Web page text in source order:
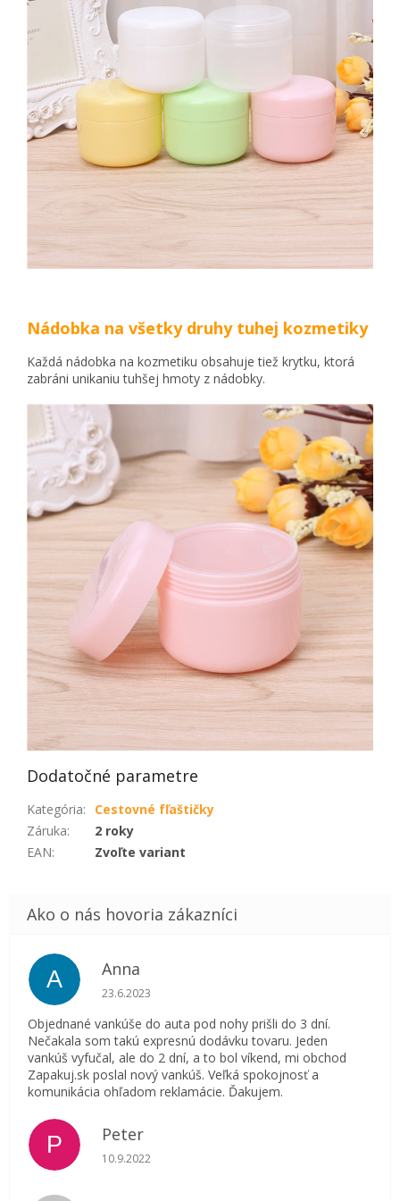
Nádobka na všetky druhy tuhej kozmetiky
Každá nádobka na kozmetiku obsahuje tiež krytku, ktorá
zabráni unikaniu tuhšej hmoty z nádobky.
Dodatočné parametre
Kategória:
Cestovné fľaštičky
Záruka:
2 roky
EAN: Zvoľte variant
A Anna
Hodnotenie obchodu je 5 z 5 hviezdičiek.
23.6.2023
Objednané vankúše do auta pod nohy prišli do 3 dní.
Nečakala som takú expresnú dodávku tovaru. Jeden
vankúš vyfučal, ale do 2 dní, a to bol víkend, mi obchod
Zapakuj.sk poslal nový vankúš. Veľká spokojnosť a
komunikácia ohľadom reklamácie. Ďakujem.
P Peter
Hodnotenie obchodu je 5 z 5 hviezdičiek.
10.9.2022